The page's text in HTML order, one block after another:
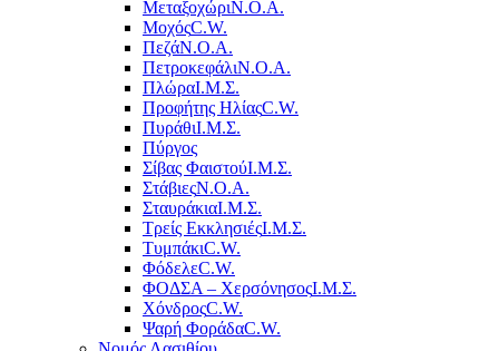
ΜεταξοχώριΝ.Ο.Α.
ΜοχόςC.W.
ΠεζάΝ.Ο.Α.
ΠετροκεφάλιΝ.Ο.Α.
ΠλώραΙ.Μ.Σ.
Προφήτης ΗλίαςC.W.
ΠυράθιΙ.Μ.Σ.
Πύργος
Σίβας ΦαιστούΙ.Μ.Σ.
ΣτάβιεςΝ.Ο.Α.
ΣταυράκιαΙ.Μ.Σ.
Τρείς ΕκκλησιέςΙ.Μ.Σ.
ΤυμπάκιC.W.
ΦόδελεC.W.
ΦΟΔΣΑ – ΧερσόνησοςΙ.Μ.Σ.
ΧόνδροςC.W.
Ψαρή ΦοράδαC.W.